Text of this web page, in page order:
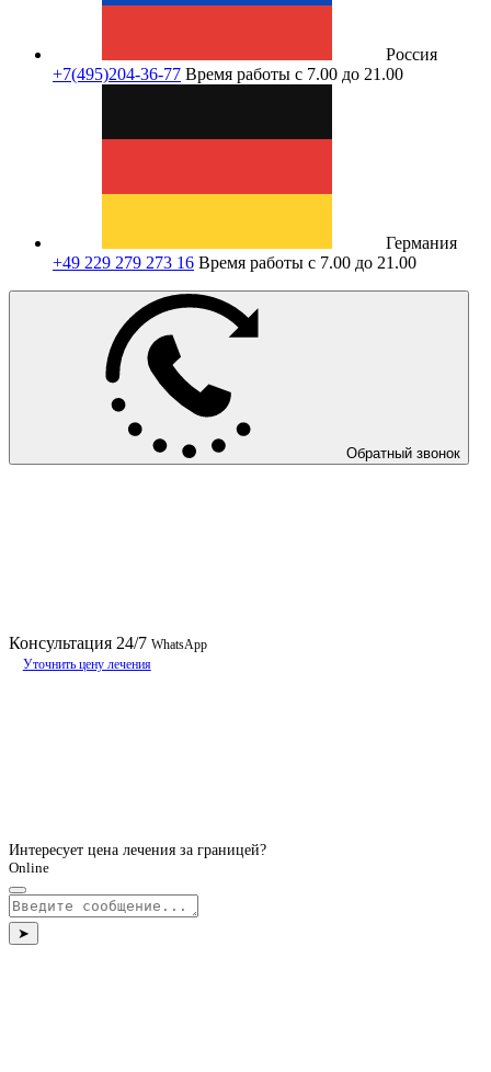
Россия
+7(495)204-36-77 Время работы с 7.00 до 21.00
Германия
+49 229 279 273 16 Время работы с 7.00 до 21.00
Обратный звонок
Консультация 24/7 WhatsApp
Уточнить цену лечения
Интересует цена лечения за границей?
Online
➤